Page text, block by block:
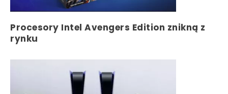
Procesory Intel Avengers Edition znikną z
rynku